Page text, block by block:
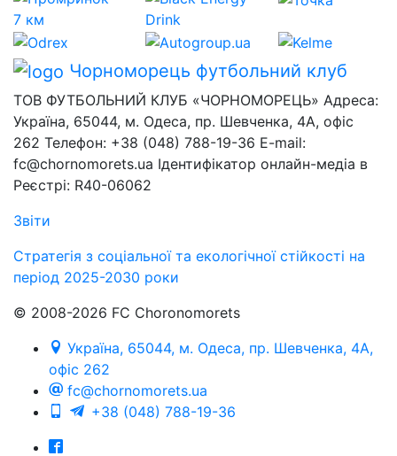
Чорноморець футбольний клуб
ТОВ ФУТБОЛЬНИЙ КЛУБ «ЧОРНОМОРЕЦЬ» Адреса:
Україна, 65044, м. Одеса, пр. Шевченка, 4А, офіс
262 Телефон: +38 (048) 788-19-36 E-mail:
fc@chornomorets.ua Ідентифікатор онлайн-медіа в
Реєстрі: R40-06062
Звіти
Стратегія з соціальної та екологічної стійкості на
період 2025-2030 роки
© 2008-2026 FC Choronomorets
Україна, 65044, м. Одеса, пр. Шевченка, 4А,
офіс 262
fc@chornomorets.ua
+38 (048) 788-19-36